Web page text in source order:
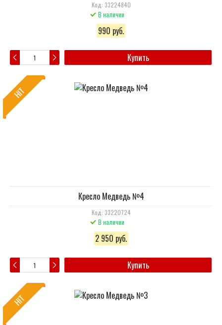
Код: 33224840
В наличии
990 руб.
Купить
HIT
Кресло Медведь №4
Код: 33220724
В наличии
2 950 руб.
Купить
HIT